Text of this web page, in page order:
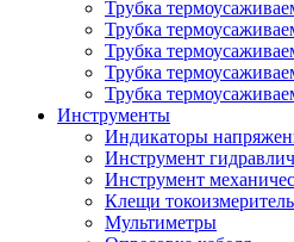
Трубка
Трубка
Трубка
Трубка
Трубка
Инструменты
Индикаторы
Инструмент
Инструмент
Клещи
Мультиметры